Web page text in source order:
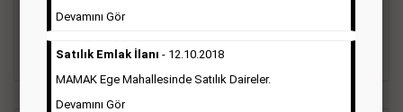
bütün bölgelerde yayınlanabilmektedir.
Detaylı Bilgi & İlan Örnekleri
Devamını Gör
Satılık Emlak İlanı - 12.10.2018
MAMAK Ege Mahallesinde Satılık Daireler.
Devamını Gör